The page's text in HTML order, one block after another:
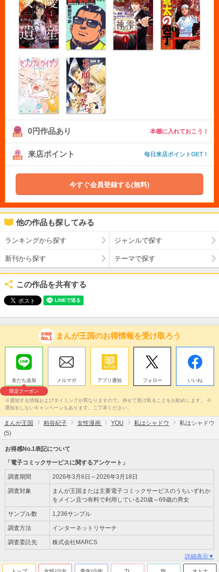
0円作品あり 本棚に入れておこう！
来店ポイント 毎日来店ポイントGET！
今すぐ会員登録する(無料)
他の作品も探してみる
ランキングから探す ジャンルで探す
新刊から探す テーマで探す
この作品を共有する
まんが王国のお得情報を受け取ろう
友だち追加
限定クーポン
メルマガ アプリ通知 フォロー いいね
※通知する情報およびタイミングが異なりますので、併せて受け取ることをお勧めします。 ※
通知をしないキャンペーンもあります。ご了承ください。
まんが王国 粕谷紀子 女性漫画 YOU 私はシャドウ
私はシャドウ
(5)
お得感No.1表記について
「電子コミックサービスに関するアンケート」
調査期間 2026年3月6日～2026年3月18日
調査対象
まんが王国または主要電子コミックサービスのうちいずれか
をメイン且つ有料で利用している20歳～69歳の男女
サンプル数 1,236サンプル
調査方法 インターネットリサーチ
調査委託先 株式会社MARCS
詳細表示▼